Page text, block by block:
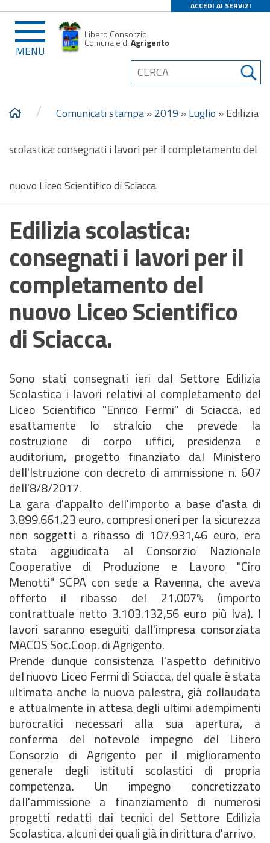
ACCEDI AI SERVIZI
MENU
Libero Consorzio
Comunale diAgrigento
/ Comunicati stampa»2019 »Luglio »Edilizia
scolastica: consegnati i lavori per il completamento del
nuovo Liceo Scientifico di Sciacca.
Edilizia scolastica:
consegnati i lavori per il
completamento del
nuovo Liceo Scientifico
di Sciacca.
Sono stati consegnati ieri dal Settore Edilizia
Scolastica i lavori relativi al completamento del
Liceo Scientifico "Enrico Fermi" di Sciacca, ed
esattamente lo stralcio che prevede la
costruzione di corpo uffici, presidenza e
auditorium, progetto finanziato dal Ministero
dell'Istruzione con decreto di ammissione n. 607
dell'8/8/2017.
La gara d'appalto dell'importo a base d'asta di
3.899.661,23 euro, compresi oneri per la sicurezza
non soggetti a ribasso di 107.931,46 euro, era
stata aggiudicata al Consorzio Nazionale
Cooperative di Produzione e Lavoro "Ciro
Menotti" SCPA con sede a Ravenna, che aveva
offerto il ribasso del 21,007% (importo
contrattuale netto 3.103.132,56 euro più Iva). I
lavori saranno eseguiti dall'impresa consorziata
MACOS Soc.Coop. di Agrigento.
Prende dunque consistenza l'aspetto definitivo
del nuovo Liceo Fermi di Sciacca, del quale è stata
ultimata anche la nuova palestra, già collaudata
e attualmente in attesa degli ultimi adempimenti
burocratici necessari alla sua apertura, a
conferma del notevole impegno del Libero
Consorzio di Agrigento per il miglioramento
generale degli istituti scolastici di propria
competenza. Un impegno concretizzato
dall'ammissione a finanziamento di numerosi
progetti redatti dai tecnici del Settore Edilizia
Scolastica, alcuni dei quali già in dirittura d'arrivo.